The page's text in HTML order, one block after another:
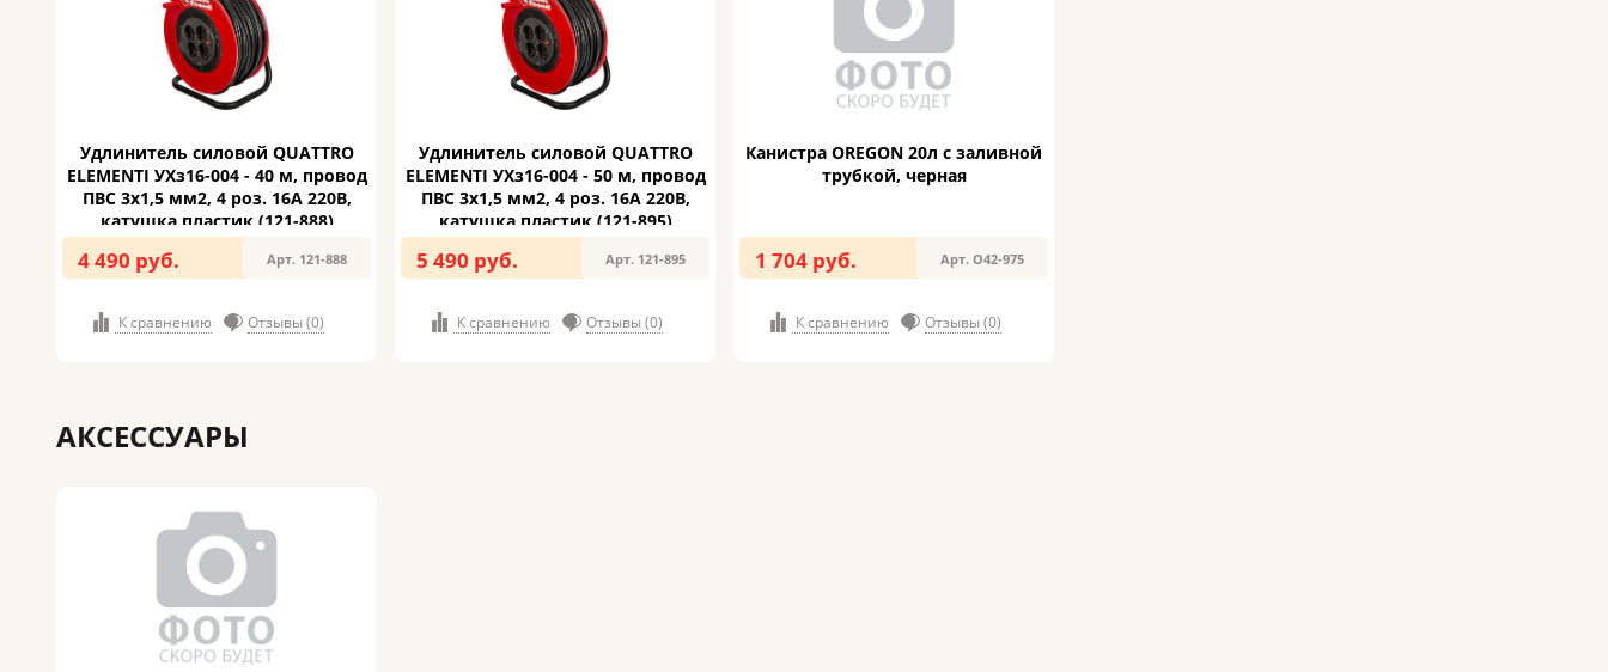
Удлинитель силовой QUATTRO
ELEMENTI УХз16-004 - 40 м, провод
ПВС 3х1,5 мм2, 4 роз. 16А 220В,
катушка пластик (121-888)
4 490 руб. Арт. 121-888
К сравнению Отзывы (0)
Удлинитель силовой QUATTRO
ELEMENTI УХз16-004 - 50 м, провод
ПВС 3х1,5 мм2, 4 роз. 16А 220В,
катушка пластик (121-895)
5 490 руб. Арт. 121-895
К сравнению Отзывы (0)
Канистра OREGON 20л с заливной
трубкой, черная
1 704 руб. Арт. O42-975
К сравнению Отзывы (0)
АКСЕССУАРЫ